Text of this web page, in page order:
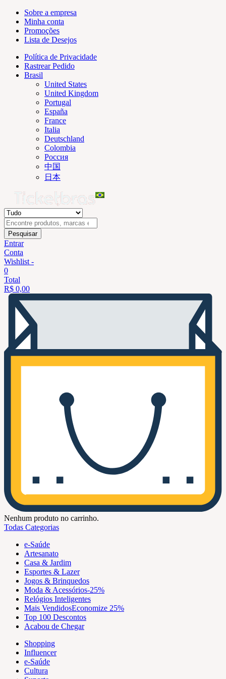
Sobre a empresa
Minha conta
Promoções
Lista de Desejos
Política de Privacidade
Rastrear Pedido
Brasil
United States
United Kingdom
Portugal
España
France
Italia
Deutschland
Colombia
Россия
中国
日本
Pesquisar
Entrar
Conta
Wishlist -
0
Total
R$ 0,00
Nenhum produto no carrinho.
Todas Categorias
e-Saúde
Artesanato
Casa & Jardim
Esportes & Lazer
Jogos & Brinquedos
Moda & Acessórios-25%
Relógios Inteligentes
Mais VendidosEconomize 25%
Top 100 Descontos
Acabou de Chegar
Shopping
Influencer
e-Saúde
Cultura